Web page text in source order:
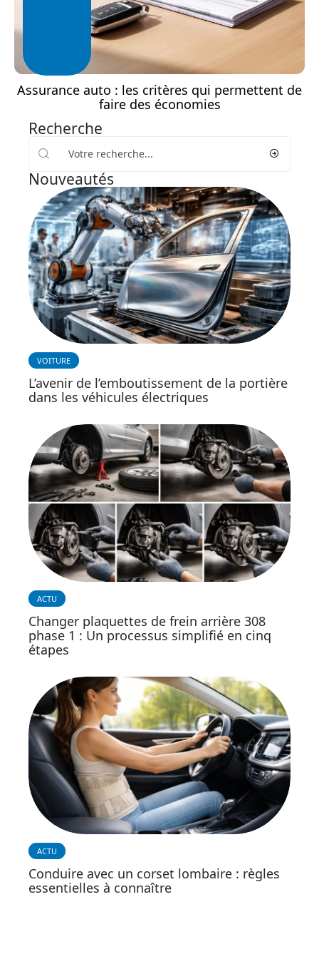
Assurance auto : les critères qui permettent de
faire des économies
Recherche
Nouveautés
VOITURE
L’avenir de l’emboutissement de la portière
dans les véhicules électriques
ACTU
Changer plaquettes de frein arrière 308
phase 1 : Un processus simplifié en cinq
étapes
ACTU
Conduire avec un corset lombaire : règles
essentielles à connaître